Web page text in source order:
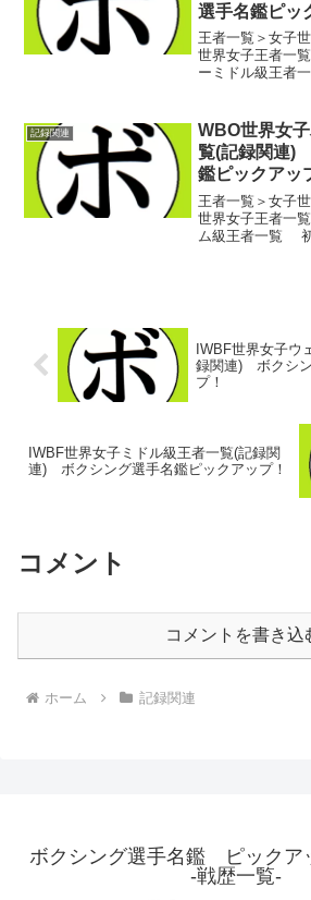
選手名鑑ピッ
王者一覧＞女子
世界女子王者一
ーミドル級王者
パーミドル級世
マンズ(ベ...
記録関連
WBO世界女
覧(記録関連)
鑑ピックアッ
王者一覧＞女子
世界女子王者一
ム級王者一覧 初
IWBF世界女子ウ
録関連) ボクシ
プ！
IWBF世界女子ミドル級王者一覧(記録関
連) ボクシング選手名鑑ピックアップ！
コメント
コメントを書き込
ホーム 記録関連
ボクシング選手名鑑 ピック
-戦歴一覧-